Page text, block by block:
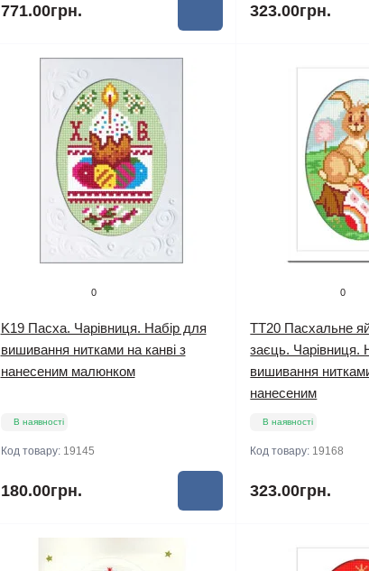
771.00грн. 323.00грн.
0
K19 Пасха. Чарівниця. Набір для
вишивання нитками на канві з
нанесеним малюнком
В наявності
Код товару: 19145
180.00грн.
0
TT20 Пасхальне
заєць. Чарівниця.
вишивання
нанесеним
В наявності
Код товару: 19168
323.00грн.